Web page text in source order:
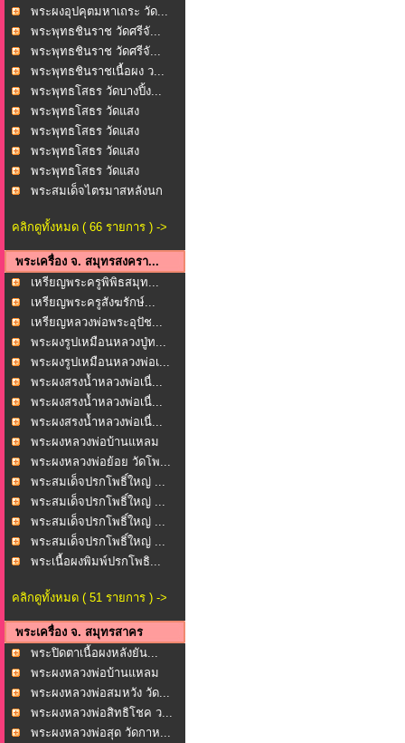
พระผงอุปคุตมหาเถระ วัด...
พระพุทธชินราช วัดศรีจั...
พระพุทธชินราช วัดศรีจั...
พระพุทธชินราชเนื้อผง ว...
พระพุทธโสธร วัดบางปิ้ง...
พระพุทธโสธร วัดแสง
ธรรม...พระพุทธโสธร วัดแสง
ธรรม...พระพุทธโสธร วัดแสง
ธรรม...พระพุทธโสธร วัดแสง
ธรรม...พระสมเด็จไตรมาสหลังนก
คลิกดูทั้งหมด ( 66 รายการ ) ->
พระเครื่อง จ. สมุทรสงครา...
เหรียญพระครูพิพิธสมุท...
เหรียญพระครูสังฆรักษ์...
เหรียญหลวงพ่อพระอุปัช...
พระผงรูปเหมือนหลวงปู่ท...
พระผงรูปเหมือนหลวงพ่อเ...
พระผงสรงน้ำหลวงพ่อเนื่...
พระผงสรงน้ำหลวงพ่อเนื่...
พระผงสรงน้ำหลวงพ่อเนื่...
พระผงหลวงพ่อบ้านแหลม
ห...
พระผงหลวงพ่อย้อย วัดโพ...
พระสมเด็จปรกโพธิ์ใหญ่ ...
พระสมเด็จปรกโพธิ์ใหญ่ ...
พระสมเด็จปรกโพธิ์ใหญ่ ...
พระสมเด็จปรกโพธิ์ใหญ่ ...
พระเนื้อผงพิมพ์ปรกโพธิ...
คลิกดูทั้งหมด ( 51 รายการ ) ->
พระเครื่อง จ. สมุทรสาคร
พระปิดตาเนื้อผงหลังยัน...
พระผงหลวงพ่อบ้านแหลม
ว...
พระผงหลวงพ่อสมหวัง วัด...
พระผงหลวงพ่อสิทธิโชค ว...
พระผงหลวงพ่อสุด วัดกาห...